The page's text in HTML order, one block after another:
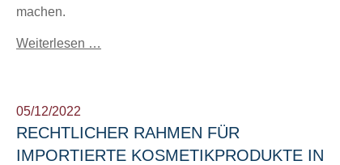
machen.
Weiterlesen …
05/12/2022
RECHTLICHER RAHMEN FÜR
IMPORTIERTE KOSMETIKPRODUKTE IN